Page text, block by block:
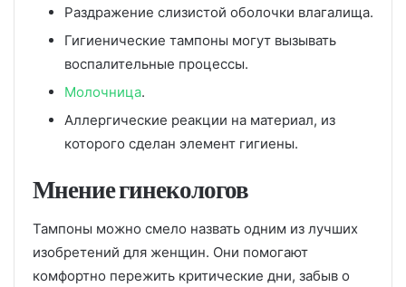
Раздражение слизистой оболочки влагалища.
Гигиенические тампоны могут вызывать
воспалительные процессы.
Молочница.
Аллергические реакции на материал, из
которого сделан элемент гигиены.
Мнение гинекологов
Тампоны можно смело назвать одним из лучших
изобретений для женщин. Они помогают
комфортно пережить критические дни, забыв о